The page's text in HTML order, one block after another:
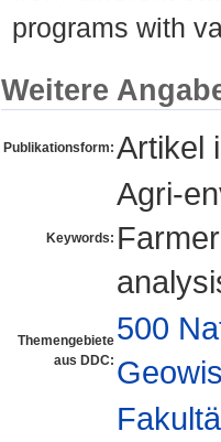
programs with
Weitere
Publikationsform: Artikel
Keywords:
Agri-
Themengebiete
aus DDC:
500